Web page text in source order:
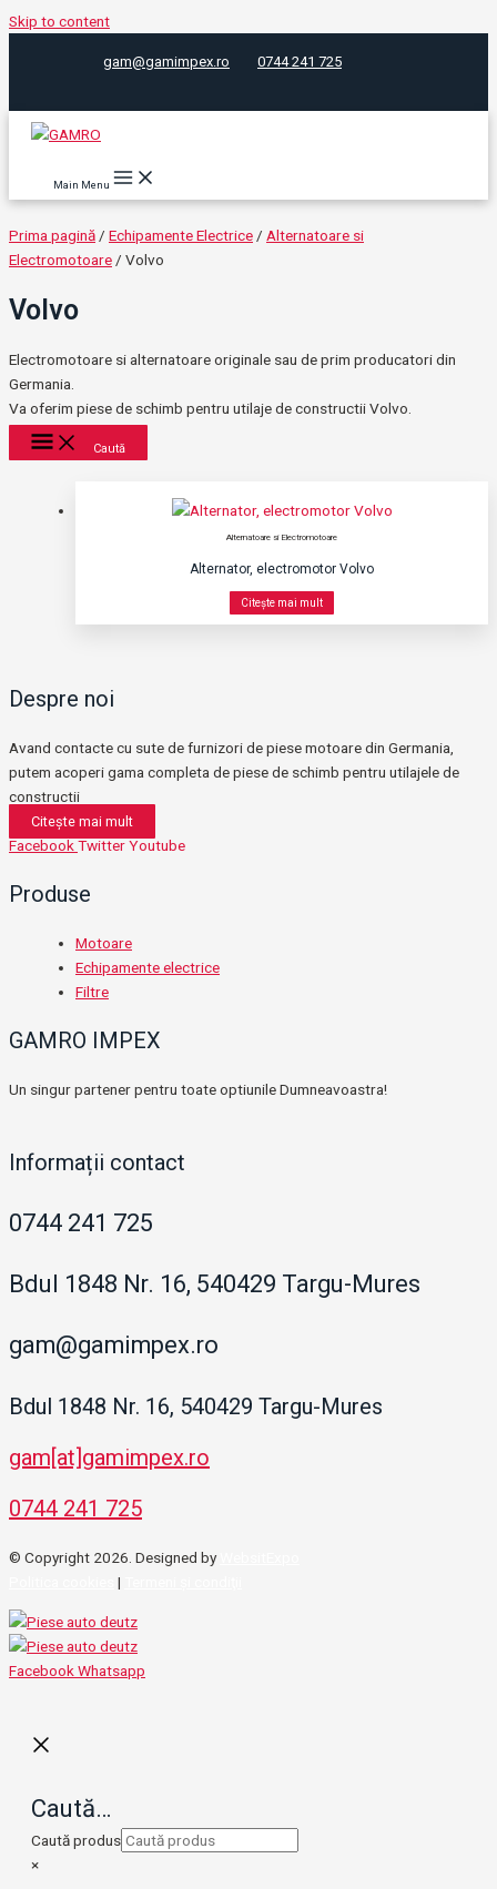
Skip to content
gam@gamimpex.ro 0744 241 725
Main Menu
Prima pagină / Echipamente Electrice / Alternatoare si
Electromotoare / Volvo
Volvo
Electromotoare si alternatoare originale sau de prim producatori din
Germania.
Va oferim piese de schimb pentru utilaje de constructii Volvo.
Caută
Alternatoare si Electromotoare
Alternator, electromotor Volvo
Citește mai mult
Despre noi
Avand contacte cu sute de furnizori de piese motoare din Germania,
putem acoperi gama completa de piese de schimb pentru utilajele de
constructii
Citește mai mult
Facebook TwitterYoutube
Produse
Motoare
Echipamente electrice
Filtre
GAMRO IMPEX
Un singur partener pentru toate optiunile Dumneavoastra!
Informații contact
0744 241 725
Bdul 1848 Nr. 16, 540429 Targu-Mures
gam@gamimpex.ro
Bdul 1848 Nr. 16, 540429 Targu-Mures
gam[at]gamimpex.ro
0744 241 725
© Copyright 2026. Designed by
|
Facebook Whatsapp
Caută…
Caută produs
×